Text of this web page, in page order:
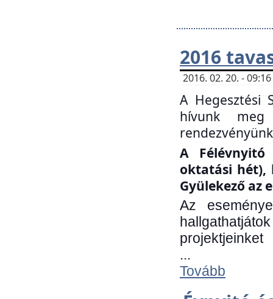
2016
2016. 02. 20. -
A Hegesztési
hívunk
A
oktatási hét),
Gyülekező az
Az
projektjeinket
...
Tovább